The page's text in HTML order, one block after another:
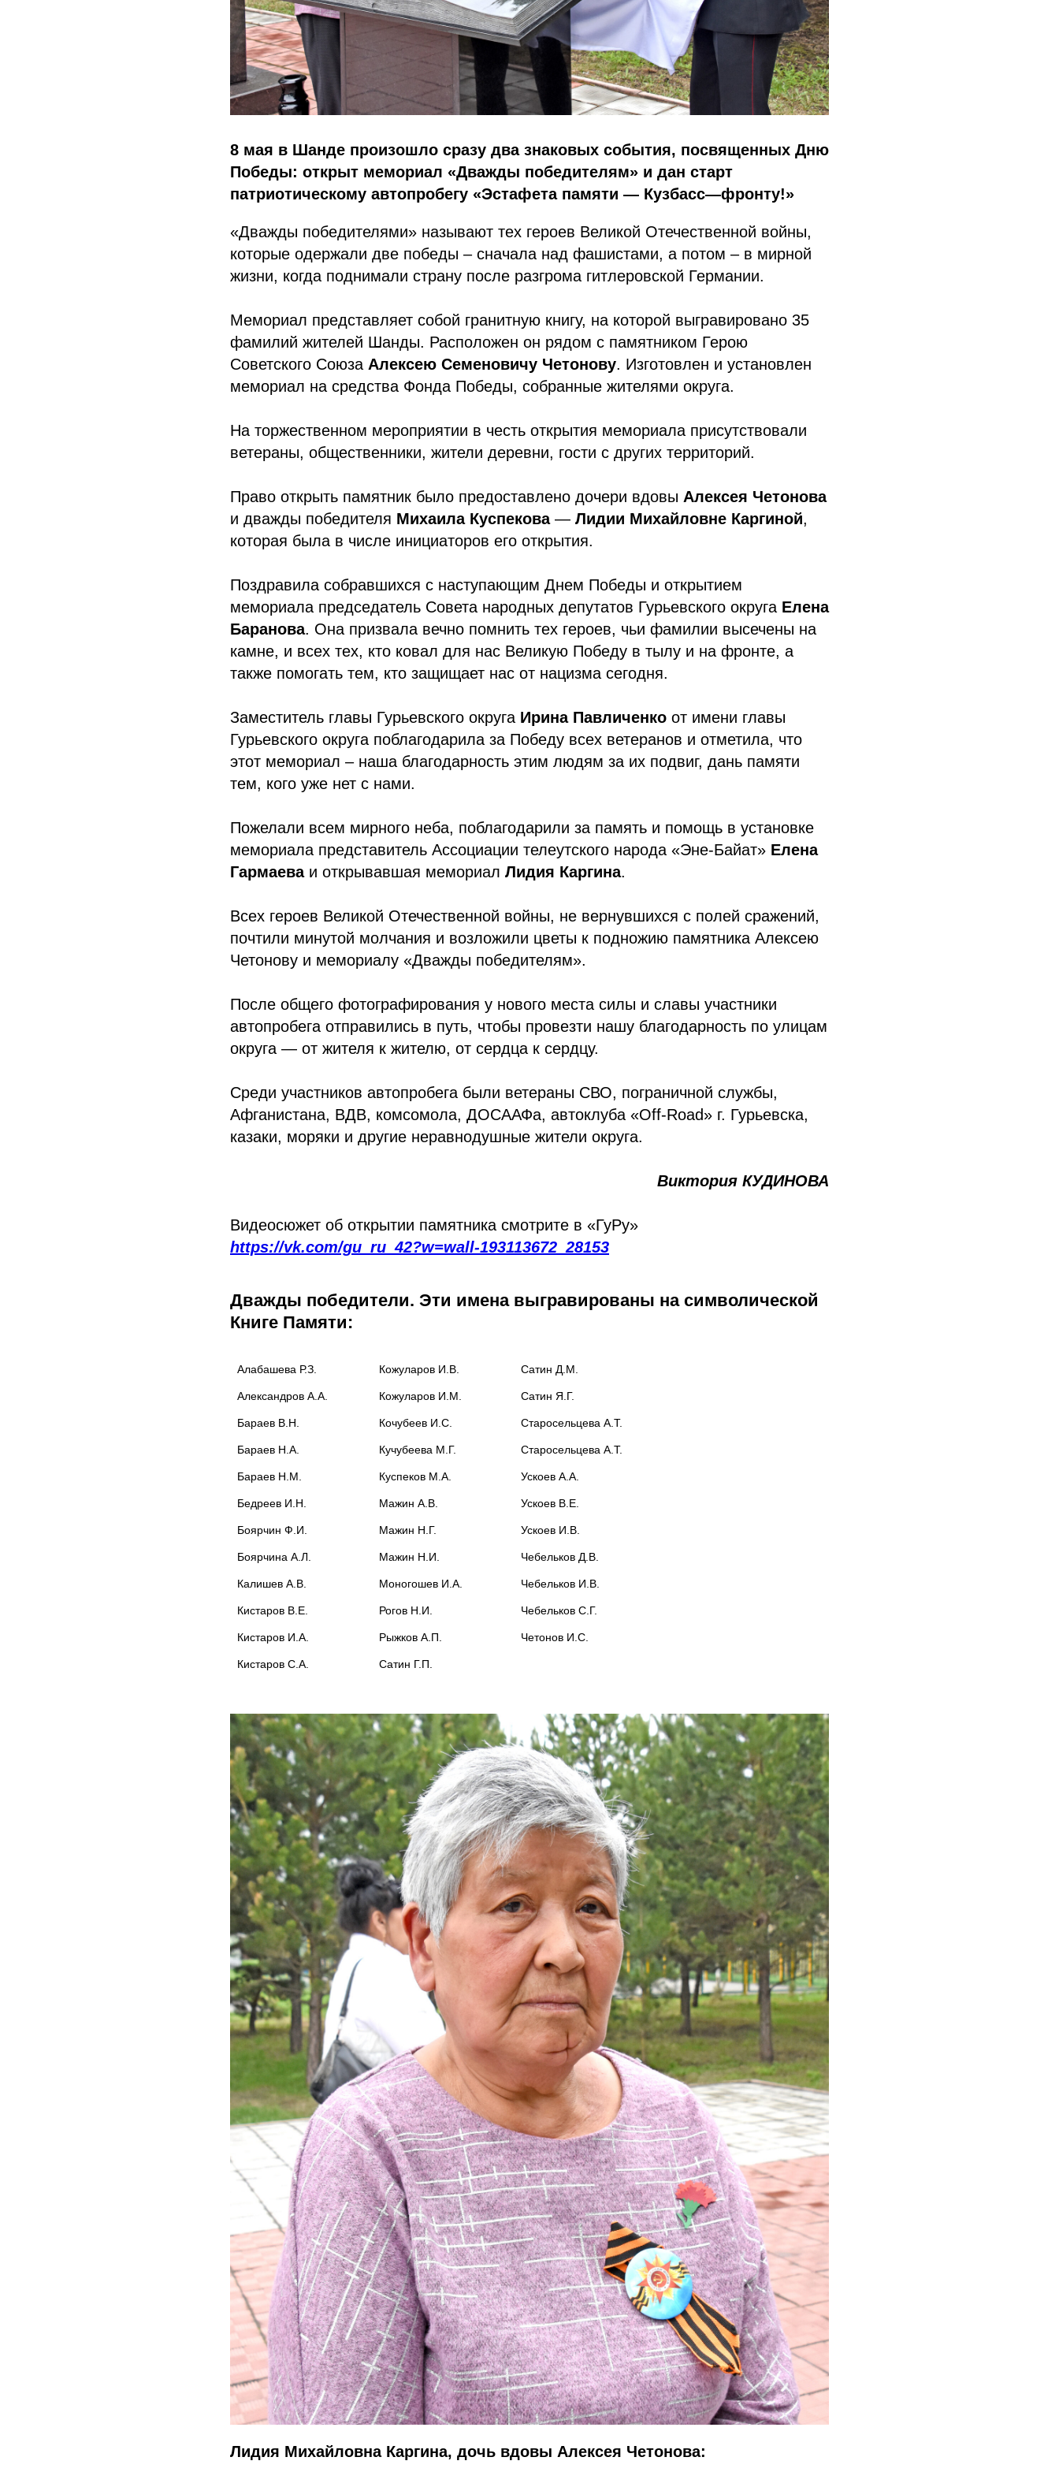
8 мая в Шанде произошло сразу два знаковых события, посвященных Дню
Победы: открыт мемориал «Дважды победителям» и дан старт
патриотическому автопробегу «Эстафета памяти — Кузбасс—фронту!»
«Дважды победителями» называют тех героев Великой Отечественной войны,
которые одержали две победы – сначала над фашистами, а потом – в мирной
жизни, когда поднимали страну после разгрома гитлеровской Германии.
Мемориал представляет собой гранитную книгу, на которой выгравировано 35
фамилий жителей Шанды. Расположен он рядом с памятником Герою
Советского Союза Алексею Семеновичу Четонову. Изготовлен и установлен
мемориал на средства Фонда Победы, собранные жителями округа.
На торжественном мероприятии в честь открытия мемориала присутствовали
ветераны, общественники, жители деревни, гости с других территорий.
Право открыть памятник было предоставлено дочери вдовы Алексея Четонова
и дважды победителя Михаила Куспекова— Лидии Михайловне Каргиной,
которая была в числе инициаторов его открытия.
Поздравила собравшихся с наступающим Днем Победы и открытием
мемориала председатель Совета народных депутатов Гурьевского округа Елена
Баранова. Она призвала вечно помнить тех героев, чьи фамилии высечены на
камне, и всех тех, кто ковал для нас Великую Победу в тылу и на фронте, а
также помогать тем, кто защищает нас от нацизма сегодня.
Заместитель главы Гурьевского округа Ирина Павличенко от имени главы
Гурьевского округа поблагодарила за Победу всех ветеранов и отметила, что
этот мемориал – наша благодарность этим людям за их подвиг, дань памяти
тем, кого уже нет с нами.
Пожелали всем мирного неба, поблагодарили за память и помощь в установке
мемориала представитель Ассоциации телеутского народа «Эне-Байат» Елена
Гармаеваи открывавшая мемориал Лидия Каргина.
Всех героев Великой Отечественной войны, не вернувшихся с полей сражений,
почтили минутой молчания и возложили цветы к подножию памятника Алексею
Четонову и мемориалу «Дважды победителям».
После общего фотографирования у нового места силы и славы участники
автопробега отправились в путь, чтобы провезти нашу благодарность по улицам
округа — от жителя к жителю, от сердца к сердцу.
Среди участников автопробега были ветераны СВО, пограничной службы,
Афганистана, ВДВ, комсомола, ДОСААФа, автоклуба «Off-Road» г. Гурьевска,
казаки, моряки и другие неравнодушные жители округа.
Виктория КУДИНОВА
Видеосюжет об открытии памятника смотрите в «ГуРу»
https://vk.com/gu_ru_42?w=wall-193113672_28153
Дважды победители. Эти имена выгравированы на символической
Книге Памяти:
Кожуларов И.В. Сатин Д.М.
Кожуларов И.М. Сатин Я.Г.
Бараев В.Н. Кочубеев И.С. Старосельцева А.Т.
Бараев Н.А. Кучубеева М.Г. Старосельцева А.Т.
Бараев Н.М. Куспеков М.А. Ускоев А.А.
Бедреев И.Н. Мажин А.В. Ускоев В.Е.
Боярчин Ф.И. Мажин Н.Г. Ускоев И.В.
Боярчина А.Л. Мажин Н.И. Чебельков Д.В.
Калишев А.В. Моногошев И.А. Чебельков И.В.
Кистаров В.Е. Рогов Н.И. Чебельков С.Г.
Кистаров И.А. Рыжков А.П. Четонов И.С.
Кистаров С.А. Сатин Г.П.
Лидия Михайловна Каргина, дочь вдовы Алексея Четонова: